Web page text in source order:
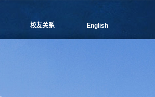
校友关系 English